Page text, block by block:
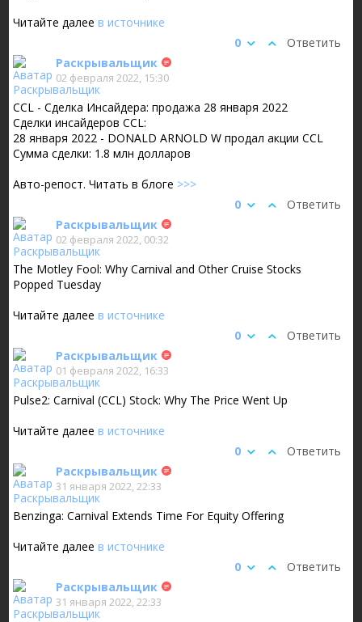
Читайте далеев источнике
Ответить
0
Раскрывальщик
02 февраля 2022, 15:30
CCL - Сделка Инсайдера: продажа 28 января 2022
Сделки инсайдеров CCL:
28 января 2022 - DONALD ARNOLD W продал акции CCL
Сумма сделки: 1.8 млн долларов
Авто-репост. Читать в блоге >>>
Ответить
0
Раскрывальщик
02 февраля 2022, 00:32
The Motley Fool: Why Carnival and Other Cruise Stocks
Popped Tuesday
Читайте далеев источнике
Ответить
0
Раскрывальщик
01 февраля 2022, 16:33
Pulse2: Carnival (CCL) Stock: Why The Price Went Up
Читайте далеев источнике
Ответить
0
Раскрывальщик
31 января 2022, 22:33
Benzinga: Carnival Extends Time For Equity Offering
Читайте далеев источнике
Ответить
0
Раскрывальщик
31 января 2022, 22:33